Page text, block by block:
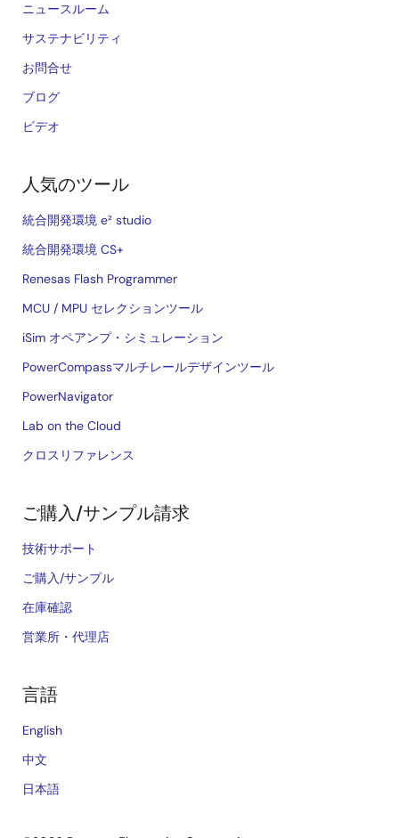
ニュースルーム
サステナビリティ
お問合せ
ブログ
ビデオ
人気のツール
統合開発環境 e² studio
統合開発環境 CS+
Renesas Flash Programmer
MCU / MPU セレクションツール
iSim オペアンプ・シミュレーション
PowerCompassマルチレールデザインツール
PowerNavigator
Lab on the Cloud
クロスリファレンス
ご購入/サンプル請求
技術サポート
ご購入/サンプル
在庫確認
営業所・代理店
言語
English
中文
日本語